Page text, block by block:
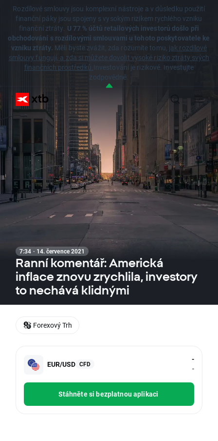
Rozdílové smlouvy jsou komplexní nástroje a v důsledku použití
finanční páky jsou spojeny s vysokým rizikem rychlého vzniku
finanční ztráty. U 77 % účtů retailových investorů došlo při
obchodování s rozdílovými smlouvami u tohoto poskytovatele ke
vzniku ztráty. Měli byste zvážit, zda rozumíte tomu, jak rozdílové
smlouvy fungují, a zda si můžete dovolit vysoké riziko ztráty svých
finančních prostředků.Investování je rizikové. Investujte
zodpovědně.
7:34 · 14. července 2021
Ranní komentář: Americká
inflace znovu zrychlila, investory
to nechává klidnými
EUR/USD CFD
-
-
Stáhněte si bezplatnou aplikaci
Forexový Trh